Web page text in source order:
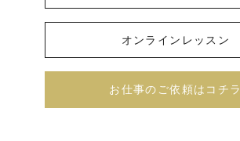
オンラインレッスン
お仕事のご依頼はコチラ